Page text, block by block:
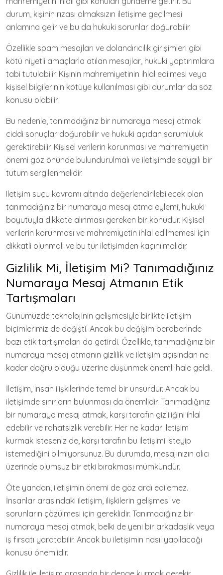
durum, kişinin rızası olmaksızın iletişime geçilmesi
anlamına gelir ve bu da hukuki sorunlar doğurabilir.
Özellikle spam mesajları ve dolandırıcılık girişimleri gibi
kötü niyetli amaçlarla atılan mesajlar, hukuki yaptırımlara
tabi tutulabilir. Kişinin mahremiyetinin ihlal edilmesi veya
kişisel bilgilerinin kötüye kullanılması gibi durumlar da söz
konusu olabilir.
Bu nedenle, tanımadığınız bir numaraya mesaj atmak
ciddi sonuçlar doğurabilir ve hukuki açıdan sorumluluk
gerektirebilir. Kişisel verilerin korunması ve mahremiyetin
önemi göz önünde bulundurulmalı ve iletişimde saygılı bir
tutum sergilenmelidir.
Iletişim suçu kavramı altında değerlendirilebilecek olan
tanımadığınız bir numaraya mesaj atma eylemi, hukuki
boyutuyla dikkate alınması gereken bir konudur. Kişisel
verilerin korunması ve mahremiyetin ihlal edilmemesi için
dikkatli olunmalı ve bu tür iletişimden kaçınılmalıdır.
Gizlilik Mi, İletişim Mi? Tanımadığınız
Numaraya Mesaj Atmanın Etik
Tartışmaları
Günümüzde teknolojinin gelişmesiyle birlikte iletişim
biçimlerimiz de değişti. Ancak bu değişim beraberinde
bazı etik tartışmaları da getirdi. Özellikle, tanımadığınız bir
numaraya mesaj atmanın gizlilik ve iletişim açısından ne
kadar doğru olduğu üzerine düşünmek önemli hale geldi.
İletişim, insan ilişkilerinde temel bir unsurdur. Ancak bu
iletişimde sınırların bulunması da önemlidir. Tanımadığınız
bir numaraya mesaj atmak, karşı tarafın gizliliğini ihlal
edebilir ve rahatsızlık verebilir. Her ne kadar iletişim
kurmak isteseniz de, karşı tarafın bu iletişimi isteyip
istemediğini bilmiyorsunuz. Bu durumda, mesajınızın alıcı
üzerinde olumsuz bir etki bırakması mümkündür.
Öte yandan, iletişimin önemi de göz ardı edilemez.
İnsanlar arasındaki iletişim, ilişkilerin gelişmesi ve
sorunların çözülmesi için gereklidir. Tanımadığınız bir
numaraya mesaj atmak, belki de yeni bir arkadaşlık veya
iş fırsatı yaratabilir. Ancak bu iletişimin nasıl yapılacağı
konusu önemlidir.